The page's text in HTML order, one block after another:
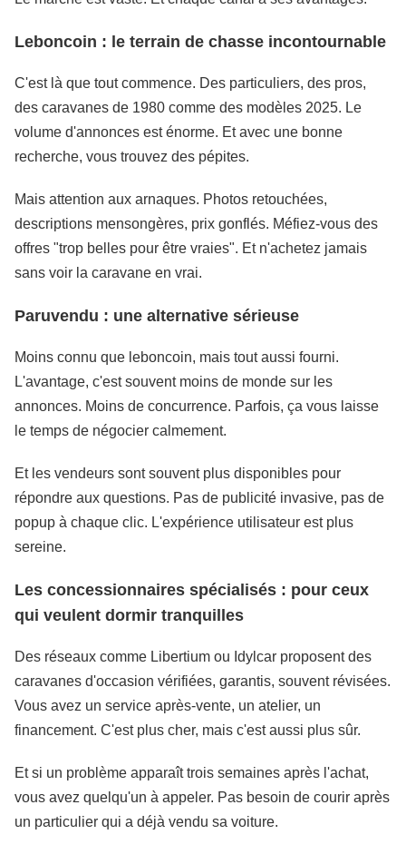
Leboncoin : le terrain de chasse incontournable
C'est là que tout commence. Des particuliers, des pros,
des caravanes de 1980 comme des modèles 2025. Le
volume d'annonces est énorme. Et avec une bonne
recherche, vous trouvez des pépites.
Mais attention aux arnaques. Photos retouchées,
descriptions mensongères, prix gonflés. Méfiez-vous des
offres "trop belles pour être vraies". Et n'achetez jamais
sans voir la caravane en vrai.
Paruvendu : une alternative sérieuse
Moins connu que leboncoin, mais tout aussi fourni.
L'avantage, c'est souvent moins de monde sur les
annonces. Moins de concurrence. Parfois, ça vous laisse
le temps de négocier calmement.
Et les vendeurs sont souvent plus disponibles pour
répondre aux questions. Pas de publicité invasive, pas de
popup à chaque clic. L'expérience utilisateur est plus
sereine.
Les concessionnaires spécialisés : pour ceux
qui veulent dormir tranquilles
Des réseaux comme Libertium ou Idylcar proposent des
caravanes d'occasion vérifiées, garantis, souvent révisées.
Vous avez un service après-vente, un atelier, un
financement. C'est plus cher, mais c'est aussi plus sûr.
Et si un problème apparaît trois semaines après l'achat,
vous avez quelqu'un à appeler. Pas besoin de courir après
un particulier qui a déjà vendu sa voiture.